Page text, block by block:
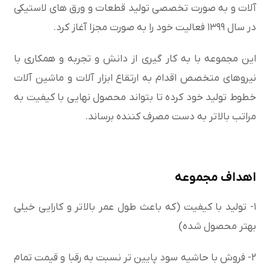
آلات و به صورت تخصصی تولید قطعات و ورق های لاستیکی
در سال ۱۳۹۹ فعالیت خود را به صورت مجزا آغاز کرد.
این مجموعه با به کار گیری از دانش و تجربه و همکاری با
نیروهای متخصص اقدام به ارتقاع ابزار آلات و ماشین آلات
خطوط تولید خود کرده تا بتواند محصول نهایی با کیفیت به
مراتب بالاتر به دست مصرف کننده برساند.
اهداف مجموعه
۱- تولید با کیفیت (که باعث طول عمر بالاتر و کارایی خیلی
بهتر محصول شده)
۲- فروش با حاشیه سود پایین تر نسبت به رقبا و قیمت تمام